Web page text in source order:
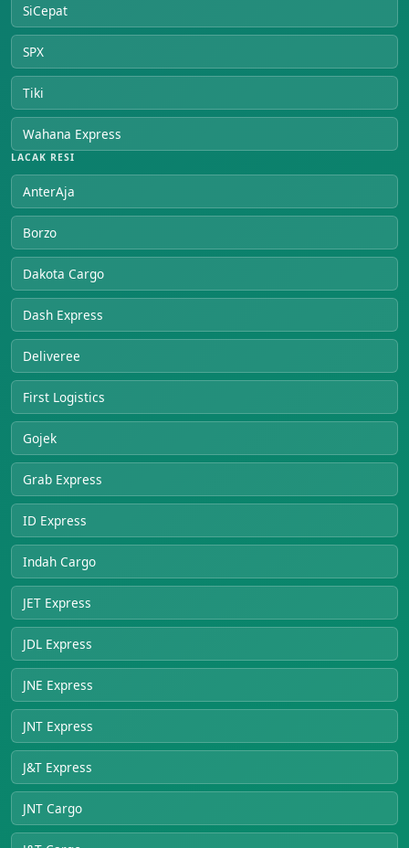
SiCepat
SPX
Tiki
Wahana Express
LACAK RESI
AnterAja
Borzo
Dakota Cargo
Dash Express
Deliveree
First Logistics
Gojek
Grab Express
ID Express
Indah Cargo
JET Express
JDL Express
JNE Express
JNT Express
J&T Express
JNT Cargo